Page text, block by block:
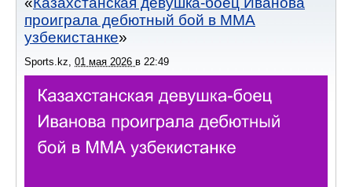
проиграла дебютный бой в ММА
узбекистанке
Sports.kz 01 мая 2026 в 22:49